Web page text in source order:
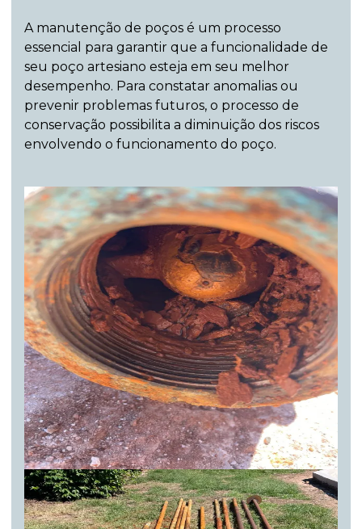
A manutenção de poços é um processo
essencial para garantir que a funcionalidade de
seu poço artesiano esteja em seu melhor
desempenho. Para constatar anomalias ou
prevenir problemas futuros, o processo de
conservação possibilita a diminuição dos riscos
envolvendo o funcionamento do poço.